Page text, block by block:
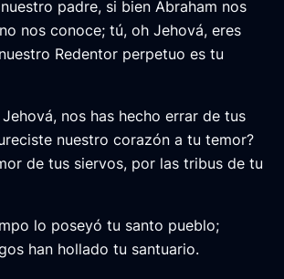
padre, si bien Abraham nos
nos conoce; tú, oh Jehová, eres
Redentor perpetuo es tu
nos has hecho errar de tus
nuestro corazón a tu temor?
de tus siervos, por las tribus de tu
lo poseyó tu santo pueblo;
han hollado tu santuario.